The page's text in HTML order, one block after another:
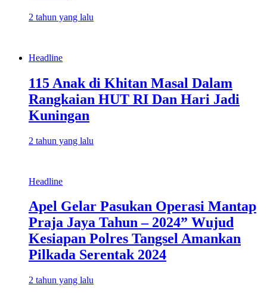
2 tahun yang lalu
Headline
115 Anak di Khitan Masal Dalam
Rangkaian HUT RI Dan Hari Jadi
Kuningan
2 tahun yang lalu
Headline
Apel Gelar Pasukan Operasi Mantap
Praja Jaya Tahun – 2024” Wujud
Kesiapan Polres Tangsel Amankan
Pilkada Serentak 2024
2 tahun yang lalu